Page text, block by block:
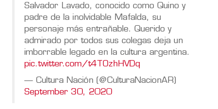
Salvador Lavado, conocido como Quino y
padre de la inolvidable Mafalda, su
personaje más entrañable. Querido y
admirado por todos sus colegas deja un
imborrable legado en la cultura argentina.
pic.twitter.com/t4TOzhHVDq
— Cultura Nación (@CulturaNacionAR)
September 30, 2020